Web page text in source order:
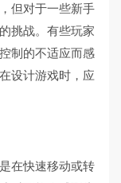
但对于一些新手
挑战。有些玩家
制的不适应而感
设计游戏时，应
在快速移动或转